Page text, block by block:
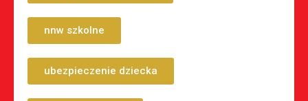
nnw szkolne
ubezpieczenie dziecka